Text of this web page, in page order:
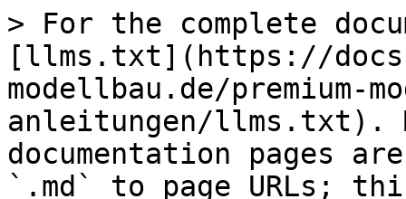
> For the complete
[llms.txt](https://
modellbau.de/premium-
anleitungen/llms.txt).
documentation pages
`.md` to page URLs;